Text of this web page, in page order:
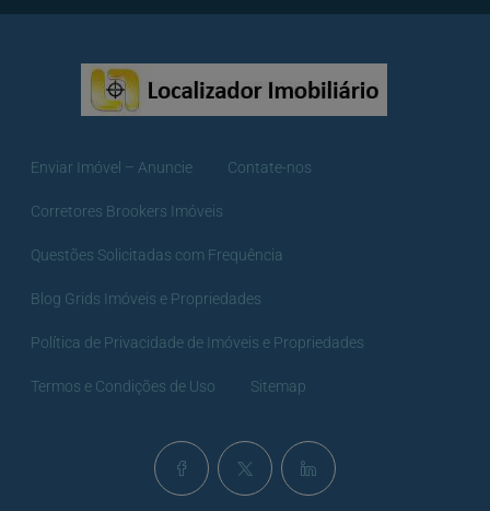
Enviar Imóvel – Anuncie Contate-nos
Corretores Brookers Imóveis
Questões Solicitadas com Frequência
Blog Grids Imóveis e Propriedades
Política de Privacidade de Imóveis e Propriedades
Termos e Condições de Uso Sitemap